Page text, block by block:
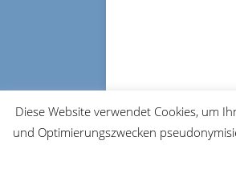
© 2026 FRM-TV
Diese Website verwendet Cookies, um
und Optimierungszwecken